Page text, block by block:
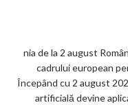
nia de la 2 august
cadrului european
Începând cu 2 august
artificială devine